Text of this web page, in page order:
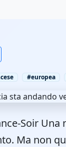
#europea
Soir
Ma non